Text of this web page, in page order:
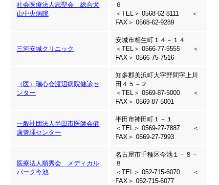
社会医療法人志聖会 総合犬
山中央病院
６
＜TEL＞ 0568-62-8111 ＜
FAX＞ 0568-62-9289
三河安城クリニック
安城市相生町１４－１４
＜TEL＞ 0566-77-5555 ＜
FAX＞ 0566-75-7516
（医）瑞心会渡辺病院健診セ
ンター
知多郡美浜町大字野間字上川
田４５－２
＜TEL＞ 0569-87-5000 ＜
FAX＞ 0569-87-5001
一般社団法人半田市医師会健
康管理センター
半田市神田町１－１
＜TEL＞ 0569-27-7887 ＜
FAX＞ 0569-27-7993
医療法人順秀会 メディカル
パーク今池
名古屋市千種区今池１－８－
８
＜TEL＞ 052-715-6070 ＜
FAX＞ 052-715-6077